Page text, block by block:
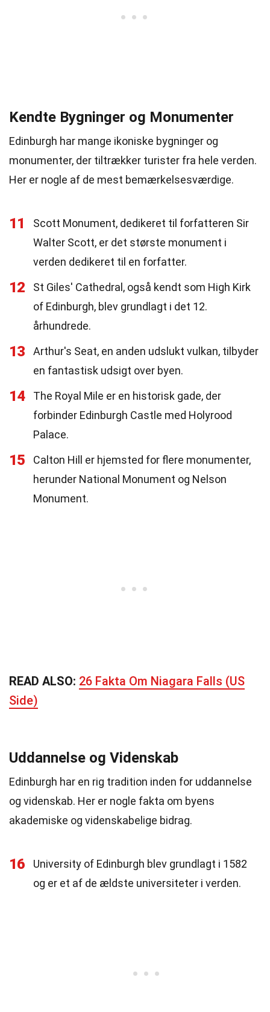
Kendte Bygninger og Monumenter
Edinburgh har mange ikoniske bygninger og
monumenter, der tiltrækker turister fra hele verden.
Her er nogle af de mest bemærkelsesværdige.
11
Scott Monument, dedikeret til forfatteren Sir
Walter Scott, er det største monument i
verden dedikeret til en forfatter.
12
St Giles' Cathedral, også kendt som High Kirk
of Edinburgh, blev grundlagt i det 12.
århundrede.
13
Arthur's Seat, en anden udslukt vulkan, tilbyder
en fantastisk udsigt over byen.
14
The Royal Mile er en historisk gade, der
forbinder Edinburgh Castle med Holyrood
Palace.
15
Calton Hill er hjemsted for flere monumenter,
herunder National Monument og Nelson
Monument.
READ ALSO: 26 Fakta Om Niagara Falls (US
Side)
Uddannelse og Videnskab
Edinburgh har en rig tradition inden for uddannelse
og videnskab. Her er nogle fakta om byens
akademiske og videnskabelige bidrag.
16
University of Edinburgh blev grundlagt i 1582
og er et af de ældste universiteter i verden.